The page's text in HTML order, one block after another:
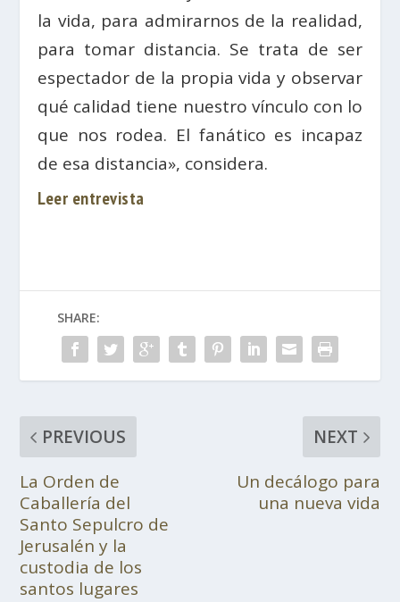
la vida, para admirarnos de la realidad,
para tomar distancia. Se trata de ser
espectador de la propia vida y observar
qué calidad tiene nuestro vínculo con lo
que nos rodea. El fanático es incapaz
de esa distancia», considera.
Leer entrevista
SHARE:
PREVIOUS
La Orden de
Caballería del
Santo Sepulcro de
Jerusalén y la
custodia de los
santos lugares
NEXT
Un decálogo para
una nueva vida